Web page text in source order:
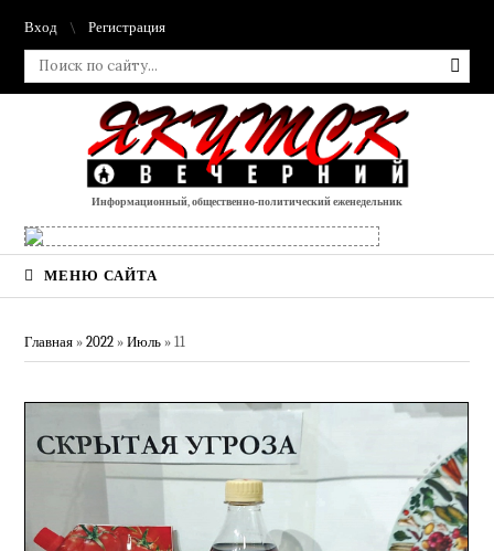
Вход Регистрация
Информационный, общественно-политический еженедельник
МЕНЮ САЙТА
Главная »2022 » Июль » 11